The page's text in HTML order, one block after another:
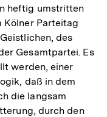
heftig umstritten
Kölner Parteitag
des
Gesamtpartei. Es
werden, einer
daß in dem
die langsam
durch den